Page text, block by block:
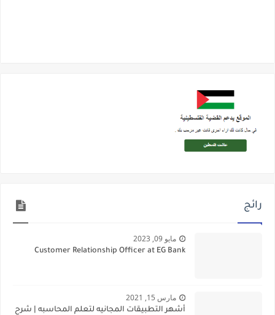
رائج
مايو 09, 2023
Customer Relationship Officer at EG Bank
مارس 15, 2021
أشهر التطبيقات المجانيه لتعلم المحاسبه | شرح